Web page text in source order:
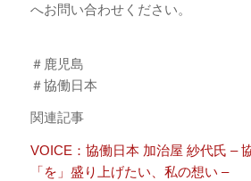
へお問い合わせください。
＃鹿児島
＃協働日本
関連記事
VOICE：協働日本 加治屋 紗代氏 –
「を」盛り上げたい、私の想い –